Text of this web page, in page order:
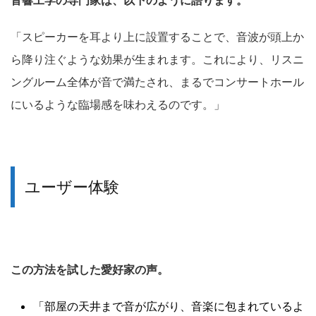
「スピーカーを耳より上に設置することで、音波が頭上か
ら降り注ぐような効果が生まれます。これにより、リスニ
ングルーム全体が音で満たされ、まるでコンサートホール
にいるような臨場感を味わえるのです。」
ユーザー体験
この方法を試した愛好家の声。
「部屋の天井まで音が広がり、音楽に包まれているよ